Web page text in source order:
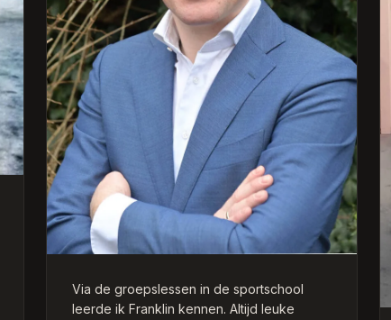
Via de groepslessen in de sportschool
leerde ik Franklin kennen. Altijd leuke